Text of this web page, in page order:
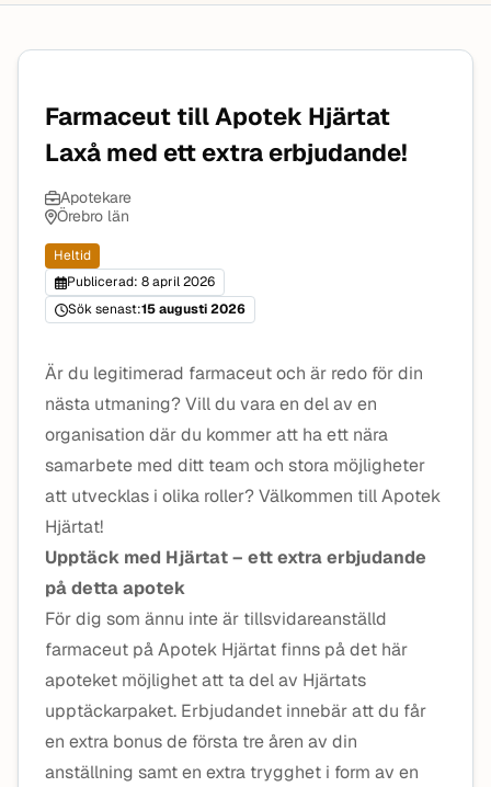
Farmaceut till Apotek Hjärtat
Laxå med ett extra erbjudande!
Apotekare
Örebro län
Heltid
Publicerad: 8 april 2026
Sök senast:15 augusti 2026
Är du legitimerad farmaceut och är redo för din
nästa utmaning? Vill du vara en del av en
organisation där du kommer att ha ett nära
samarbete med ditt team och stora möjligheter
att utvecklas i olika roller? Välkommen till Apotek
Hjärtat!
Upptäck med Hjärtat – ett extra erbjudande
på detta apotek
För dig som ännu inte är tillsvidareanställd
farmaceut på Apotek Hjärtat finns på det här
apoteket möjlighet att ta del av Hjärtats
upptäckarpaket. Erbjudandet innebär att du får
en extra bonus de första tre åren av din
anställning samt en extra trygghet i form av en